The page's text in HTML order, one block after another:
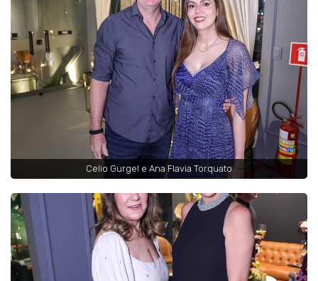
Celio Gurgel e Ana Flavia Torquato